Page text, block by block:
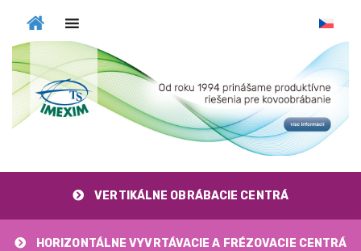
MENU
VERTIKÁLNE OBRÁBACIE CENTRÁ
HORIZONTÁLNE VYVRTÁVACIE A FRÉZOVACIE CENTRÁ